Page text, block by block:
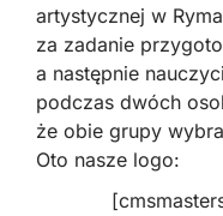
artystycznej w
za zadanie
a następnie
podczas dwóch
że obie grupy
Oto nasze logo: